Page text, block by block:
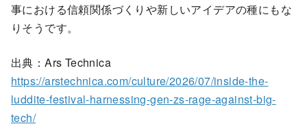
事における信頼関係づくりや新しいアイデアの種にもな
りそうです。
出典：Ars Technica
https://arstechnica.com/culture/2026/07/inside-the-
luddite-festival-harnessing-gen-zs-rage-against-big-
tech/